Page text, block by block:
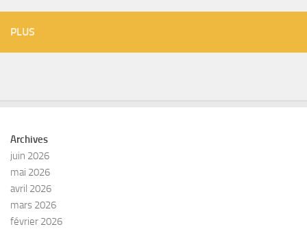
PLUS
Archives
juin 2026
mai 2026
avril 2026
mars 2026
février 2026